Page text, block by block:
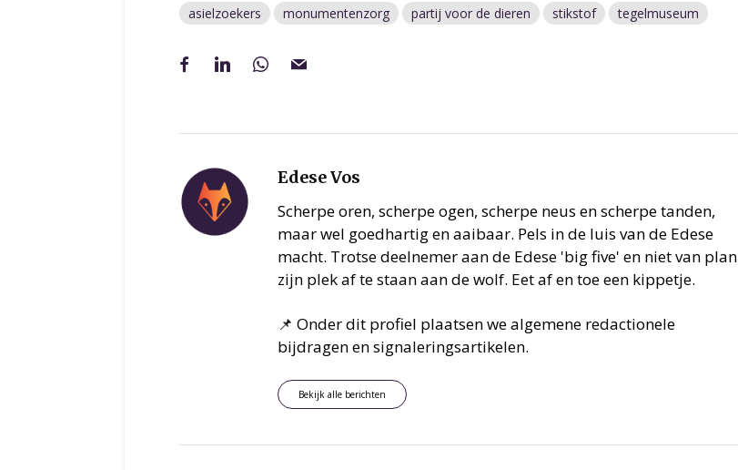
asielzoekers monumentenzorg partij voor de dieren stikstof tegelmuseum
Edese Vos
Scherpe oren, scherpe ogen, scherpe neus en scherpe tanden,
maar wel goedhartig en aaibaar. Pels in de luis van de Edese
macht. Trotse deelnemer aan de Edese 'big five' en niet van plan
zijn plek af te staan aan de wolf. Eet af en toe een kippetje.
📌 Onder dit profiel plaatsen we algemene redactionele
bijdragen en signaleringsartikelen.
Bekijk alle berichten